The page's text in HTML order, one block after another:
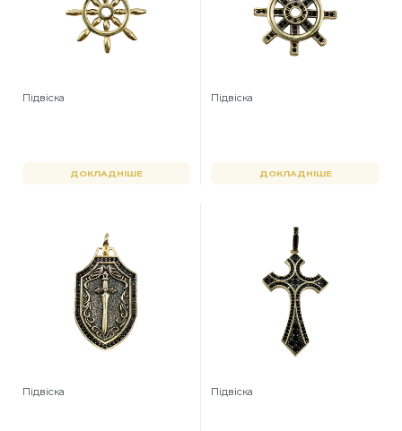
Підвіска
ДОКЛАДНІШЕ
Підвіска
ДОКЛАДНІШЕ
Підвіска Підвіска